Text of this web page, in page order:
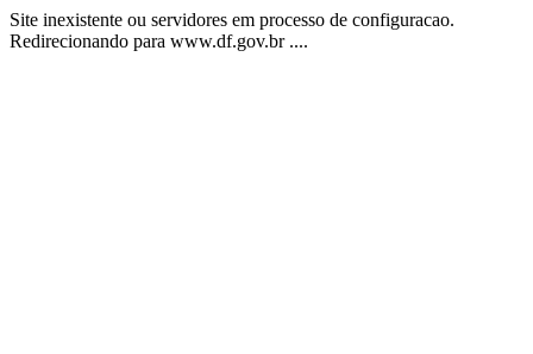
Site inexistente ou servidores em processo de configuracao.
Redirecionando para www.df.gov.br ....